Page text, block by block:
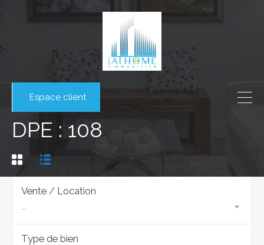
Espace client
DPE : 108
Vente / Location
...
Type de bien